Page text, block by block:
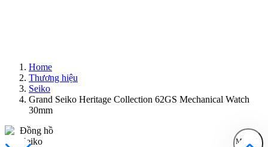
Home
Thương hiệu
Seiko
Grand Seiko Heritage Collection 62GS Mechanical Watch
30mm
MENU